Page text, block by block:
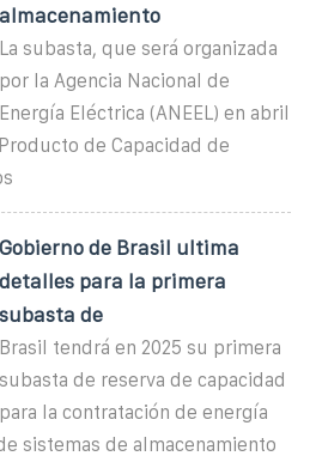
almacenamiento
La subasta, que será organizada
por la Agencia Nacional de
Energía Eléctrica (ANEEL) en abril
de Capacidad de
Gobierno de Brasil ultima
detalles para la primera
subasta de
Brasil tendrá en 2025 su primera
subasta de reserva de capacidad
para la contratación de energía
sistemas de almacenamiento